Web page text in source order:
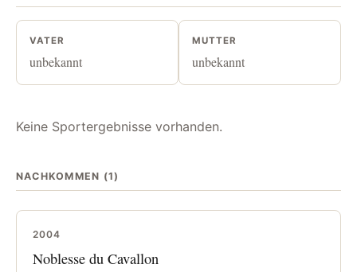
VATER
unbekannt
MUTTER
unbekannt
Keine Sportergebnisse vorhanden.
NACHKOMMEN (1)
2004
Noblesse du Cavallon